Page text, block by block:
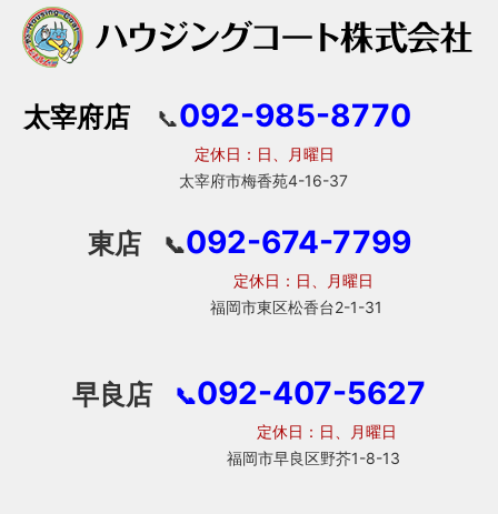
太宰府店 📞092-985-8770
定休日：日、月曜日
太宰府市梅香苑4-16-37
東店 📞092-674-7799
定休日：日、月曜日
福岡市東区松香台2-1-31
早良店 📞092-407-5627
定休日：日、月曜日
福岡市早良区野芥1-8-13